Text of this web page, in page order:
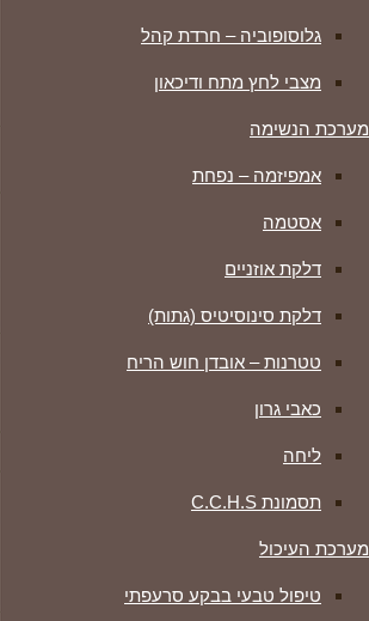
גלוסופוביה – חרדת קהל
מצבי לחץ מתח ודיכאון
מערכת הנשימה
אמפיזמה – נפחת
אסטמה
דלקת אוזניים
דלקת סינוסיטיס (גתות)
טטרנות – אובדן חוש הריח
כאבי גרון
ליחה
תסמונת C.C.H.S
מערכת העיכול
טיפול טבעי בבקע סרעפתי